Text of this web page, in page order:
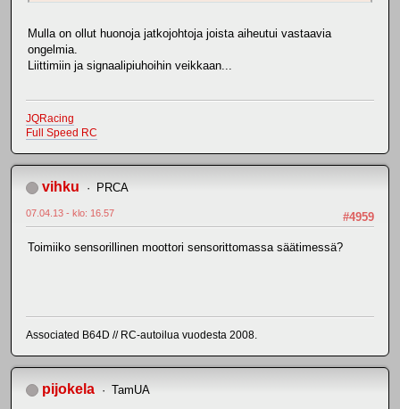
Mulla on ollut huonoja jatkojohtoja joista aiheutui vastaavia
ongelmia.
Liittimiin ja signaalipiuhoihin veikkaan...
JQRacing
Full Speed RC
vihku PRCA
#4959
07.04.13 - klo: 16.57
Toimiiko sensorillinen moottori sensorittomassa säätimessä?
Associated B64D // RC-autoilua vuodesta 2008.
pijokela TamUA